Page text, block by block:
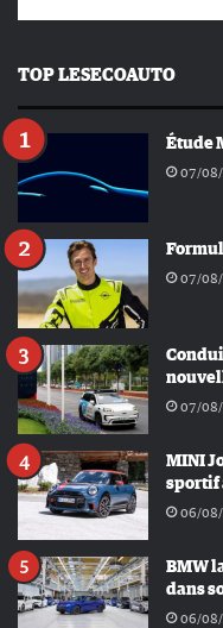
TOP LESECOAUTO
Étude
07/
07/
07/
MINI
sportif
06/
BMW
dans
06/